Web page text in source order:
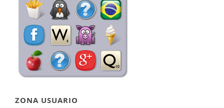
ZONA USUARIO